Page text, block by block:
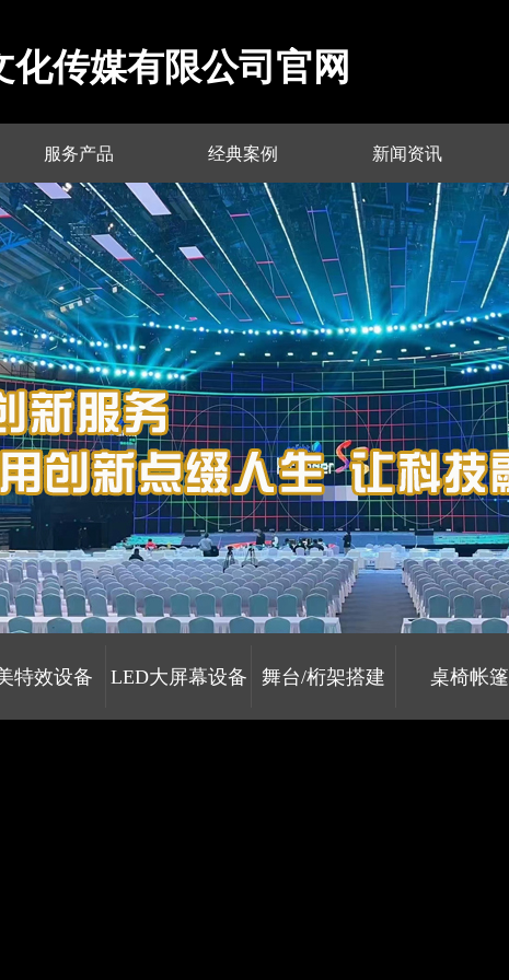
传媒有限公司官网
服务产品 经典案例 新闻资讯
特效设备 LED大屏幕设备 舞台/桁架搭建 桌椅帐篷